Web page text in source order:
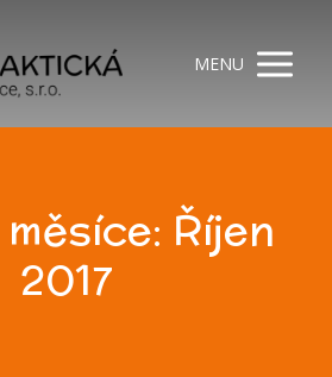
MENU
Říjen
2017